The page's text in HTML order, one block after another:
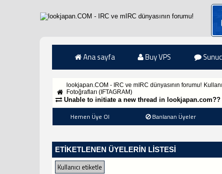
Ana sayfa Buy VPS
lookjapan.COM - IRC ve mIRC dünyasının forumu!
Fotoğrafları (IFTAGRAM)
Unable to initiate a new thread in lookjapan.com??
Hemen Üye Ol Banlanan Üyeler
ETIKETLENEN ÜYELERIN LISTESI